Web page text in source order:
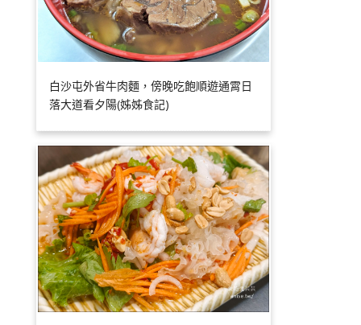
白沙屯外省牛肉麵，傍晚吃飽順遊通霄日
落大道看夕陽(姊姊食記)